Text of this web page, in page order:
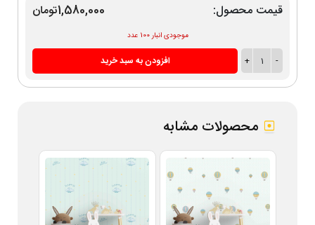
قیمت محصول: 1,580,000تومان
موجودی انبار 100 عدد
-
1
+ افزودن به سبد خرید
محصولات مشابه